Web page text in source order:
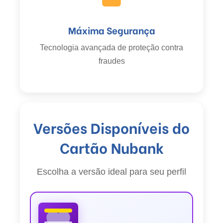
Máxima Segurança
Tecnologia avançada de proteção contra
fraudes
Versões Disponíveis do
Cartão Nubank
Escolha a versão ideal para seu perfil